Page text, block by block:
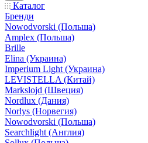
Каталог
Бренди
Nowodvorski (Польша)
Amplex (Польша)
Brille
Elina (Украина)
Imperium Light (Украина)
LEVISTELLA (Китай)
Markslojd (Швеция)
Nordlux (Дания)
Norlys (Норвегия)
Nowodvorski (Польша)
Searchlight (Англия)